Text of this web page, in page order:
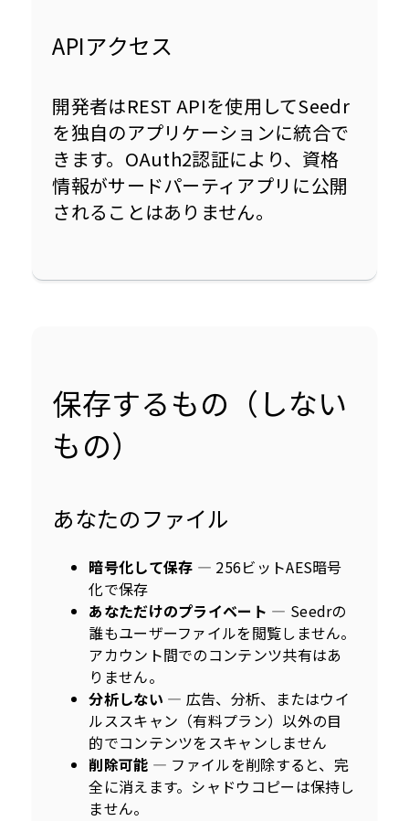
APIアクセス
開発者はREST APIを使用してSeedr
を独自のアプリケーションに統合で
きます。OAuth2認証により、資格
情報がサードパーティアプリに公開
されることはありません。
保存するもの（しない
もの）
あなたのファイル
暗号化して保存 — 256ビットAES暗号
化で保存
あなただけのプライベート — Seedrの
誰もユーザーファイルを閲覧しません。
アカウント間でのコンテンツ共有はあ
りません。
分析しない — 広告、分析、またはウイ
ルススキャン（有料プラン）以外の目
的でコンテンツをスキャンしません
削除可能 — ファイルを削除すると、完
全に消えます。シャドウコピーは保持し
ません。